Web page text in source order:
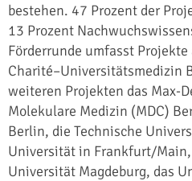
bestehen. 47 Prozent der
13 Prozent
Förderrunde umfasst
Charité–Universitätsmedizin
weiteren Projekten das Max-
Molekulare Medizin (MDC)
Berlin, die Technische
Universität in Frankfurt/
Universität Magdeburg, das